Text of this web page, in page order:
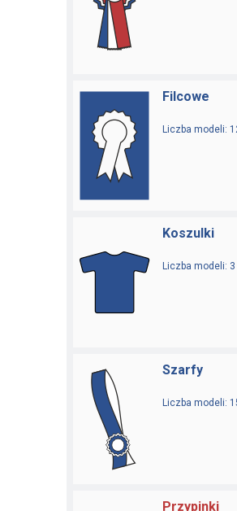
Filcowe
Liczba modeli:
Koszulki
Liczba modeli: 3
Szarfy
Liczba modeli:
Przypinki